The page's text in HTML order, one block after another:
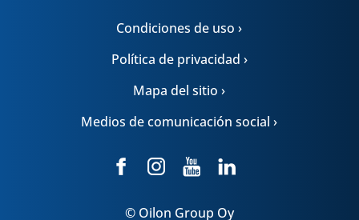
Condiciones de uso ›
Política de privacidad ›
Mapa del sitio ›
Medios de comunicación social ›
© Oilon Group Oy